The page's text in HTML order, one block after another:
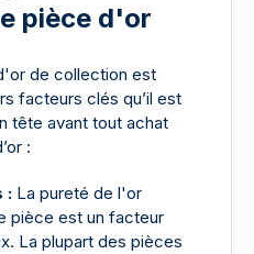
pièce d'or
de collection est
facteurs clés qu’il est
tête avant tout achat
:
: La pureté de l'or
pièce est un facteur
La plupart des pièces